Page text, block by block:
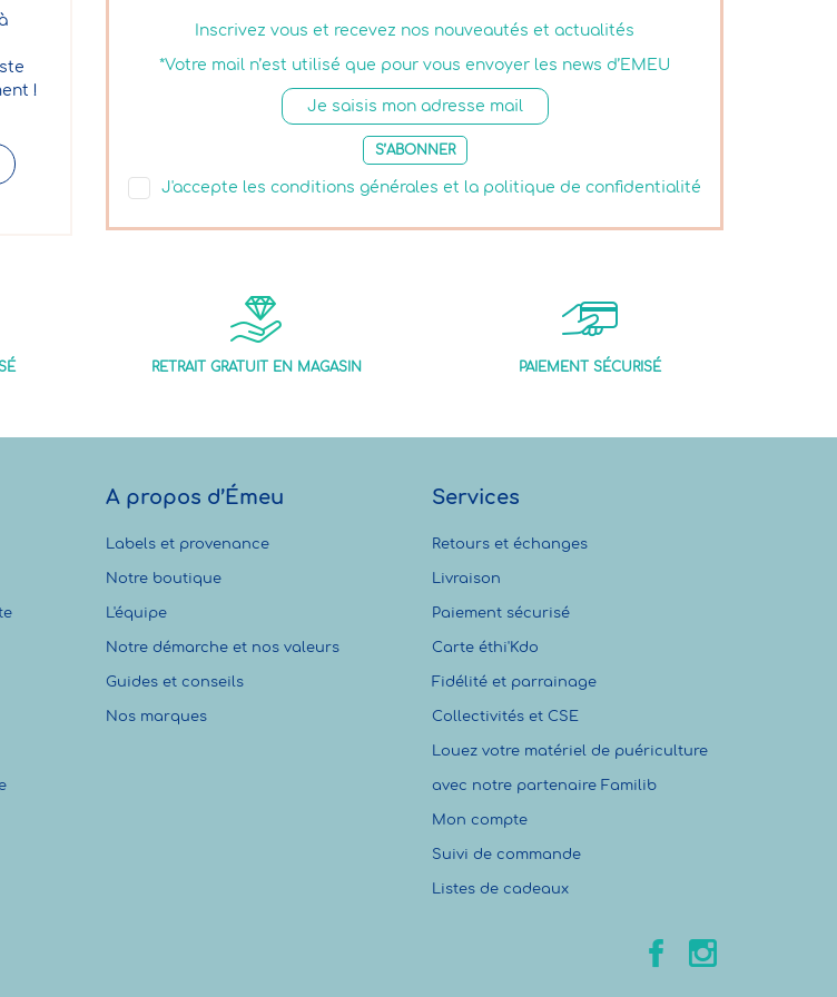
!
Inscrivez vous et recevez nos nouveautés et actualités
*Votre mail n’est utilisé que pour vous envoyer les news d’EMEU
S’ABONNER
J'accepte les conditions générales et la politique de confidentialité
RETRAIT GRATUIT EN MAGASIN PAIEMENT SÉCURISÉ
A propos d’Émeu
Labels et provenance
Notre boutique
L'équipe
Notre démarche et nos valeurs
Guides et conseils
Nos marques
Services
Retours et échanges
Livraison
Paiement sécurisé
Carte éthi'Kdo
Fidélité et parrainage
Collectivités et CSE
Louez votre matériel de puériculture
avec notre partenaire Familib
Mon compte
Suivi de commande
Listes de cadeaux